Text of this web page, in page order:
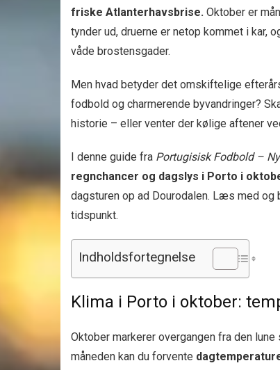
friske Atlanterhavsbrise. Oktober er
tynder ud, druerne er netop kommet i kar,
våde brostensgader.
Men hvad betyder det omskiftelige
fodbold og charmerende byvandringer?
historie – eller venter der kølige aftener
I denne guide fra Portugisisk Fodbold –
regnchancer og dagslys i Porto i
dagsturen op ad Dourodalen. Læs med
tidspunkt.
Indholdsfortegnelse
Klima i Porto i oktober:
Oktober markerer overgangen fra den
måneden kan du forvente